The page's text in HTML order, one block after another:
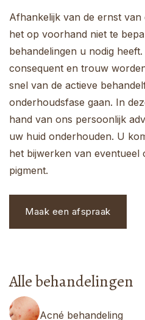
Afhankelijk van de ernst van
het op voorhand niet te
behandelingen u nodig
consequent en trouw
snel van de actieve
onderhoudsfase gaan. In
hand van ons persoonlijk
uw huid onderhouden. U
het bijwerken van eventueel
pigment.
Maak een afspraak
Alle behandelingen
Acné behandeling